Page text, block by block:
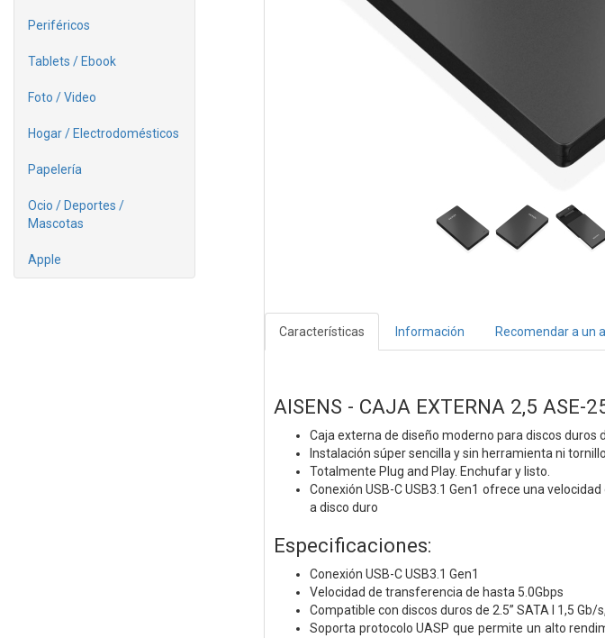
Periféricos
Tablets / Ebook
Foto / Video
Hogar / Electrodomésticos
Papelería
Ocio / Deportes /
Mascotas
Apple
Características Información Recomendar a un
AISENS - CAJA EXTERNA 2,5 ASE-
Caja externa de diseño moderno para discos duros
Instalación súper sencilla y sin herramienta ni
Totalmente Plug and Play. Enchufar y listo.
Conexión USB-C USB3.1 Gen1 ofrece una
a disco duro
Especificaciones:
Conexión USB-C USB3.1 Gen1
Velocidad de transferencia de hasta 5.0Gbps
Compatible con discos duros de 2.5” SATA I 1,5
Soporta protocolo UASP que permite un alto